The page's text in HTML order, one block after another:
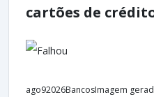
cartões de
ago92026BancosImagem